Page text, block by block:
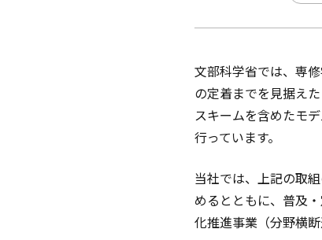
文部科学省では、専
の定着までを見据え
スキームを含めたモ
行っています。
当社では、上記の取
めるとともに、普及
化推進事業（分野横